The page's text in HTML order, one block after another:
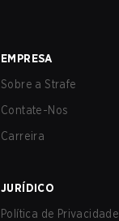
EMPRESA
Sobre a Strafe
Contate-Nos
Carreira
JURÍDICO
Política de Privacidade